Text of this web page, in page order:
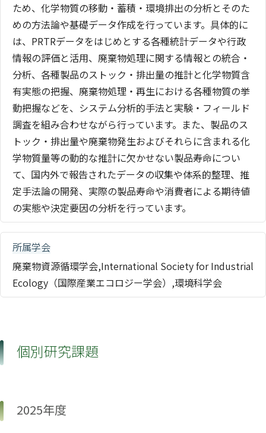
ため、化学物質の移動・蓄積・環境排出の分析とそのた
めの方法論や基礎データ作成を行っています。具体的に
は、PRTRデータをはじめとする各種統計データや行政
情報の評価と活用、廃棄物処理に関する情報との統合・
分析、各種製品のストック・排出量の推計と化学物質含
有実態の把握、廃棄物処理・再生における各種物質の挙
動把握などを、システム分析的手法と実験・フィールド
調査を組み合わせながら行っています。また、製品のス
トック・排出量や廃棄物発生およびそれらに含まれる化
学物質量等の動的な推計に欠かせない製品寿命につい
て、国内外で報告されたデータの収集や体系的整理、推
定手法論の開発、実際の製品寿命や消費者による期待値
の実態や決定要因の分析を行っています。
所属学会
廃棄物資源循環学会,International Society for Industrial
Ecology（国際産業エコロジー学会）,環境科学会
個別研究課題
2025年度